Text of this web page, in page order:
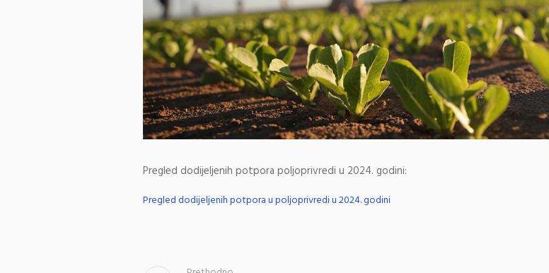
Pregled dodijeljenih potpora poljoprivredi u 2024. godini:
Pregled dodijeljenih potpora u poljoprivredi u 2024. godini